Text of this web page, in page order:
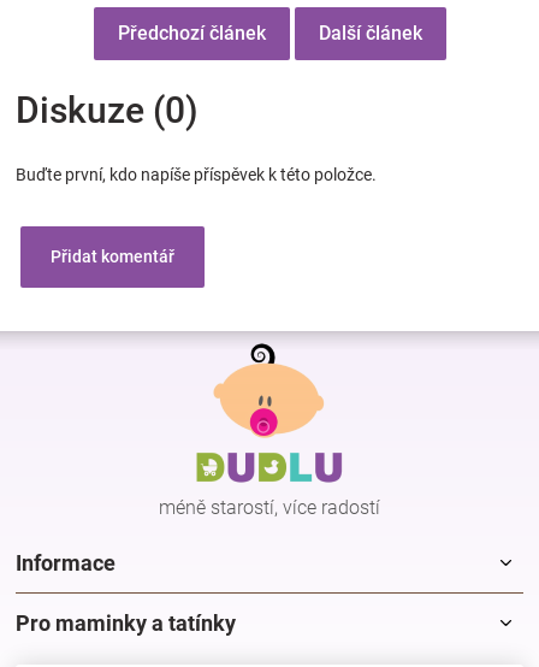
Předchozí článek Další článek
Diskuze (0)
Buďte první, kdo napíše příspěvek k této položce.
Přidat komentář
Z
méně starostí, více radostí
Informace
Pro maminky a tatínky